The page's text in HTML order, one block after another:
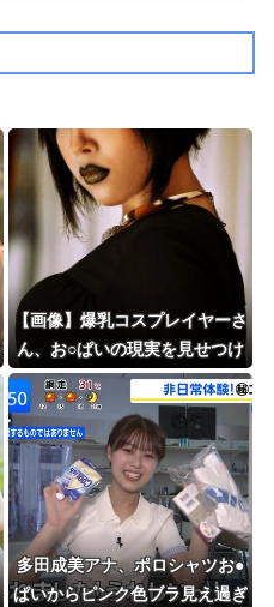
【画像】爆乳コスプレイヤーさ
ん、お○ぱいの現実を見せつけ
るｗｗｗ
多田成美アナ、ポロシャツお●
ぱいからピンク色ブラ見え過ぎ